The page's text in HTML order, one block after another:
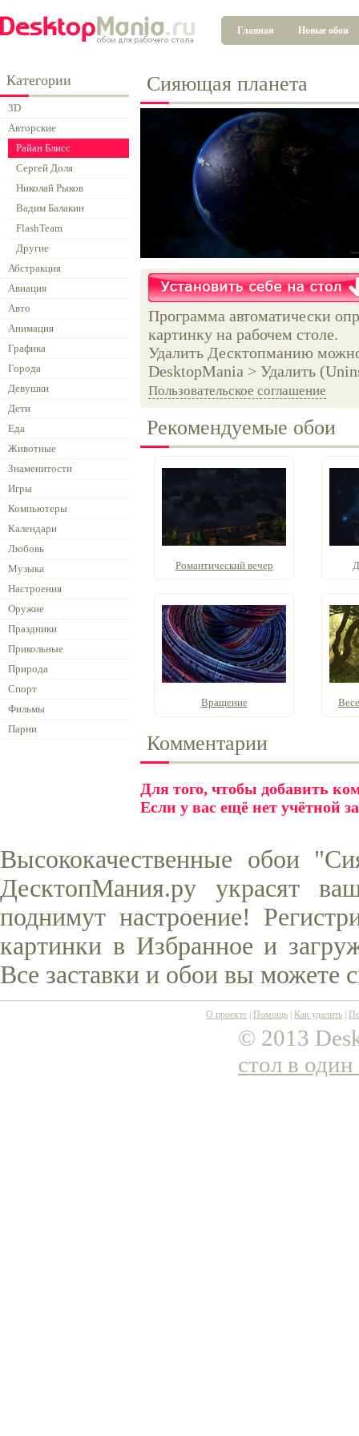
Главная Новые обои
Категории
3D
Авторские
Райан Блисс
Сергей Доля
Николай Рыков
Вадим Балакин
FlashTeam
Другие
Абстракция
Авиация
Авто
Анимация
Графика
Города
Девушки
Дети
Еда
Животные
Знаменитости
Игры
Компьютеры
Календари
Любовь
Музыка
Настроения
Оружие
Праздники
Прикольные
Природа
Спорт
Фильмы
Парни
Сияющая планета
Программа автоматически
картинку на рабочем столе.
Удалить Десктопманию
DesktopMania > Удалить
Пользовательское соглашение
Рекомендуемые обои
Романтический вечер
Вращение
Комментарии
Для того, чтобы добавить
Если у вас ещё нет учётной
Высококачественные обои
ДесктопМания.ру украсят
поднимут настроение!
картинки в Избранное и
Все заставки и обои вы можете
О проекте Помощь Как удалить
© 2013
стол в